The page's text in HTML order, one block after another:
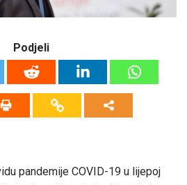
Podjeli
pandemije COVID-19 u lijepoj